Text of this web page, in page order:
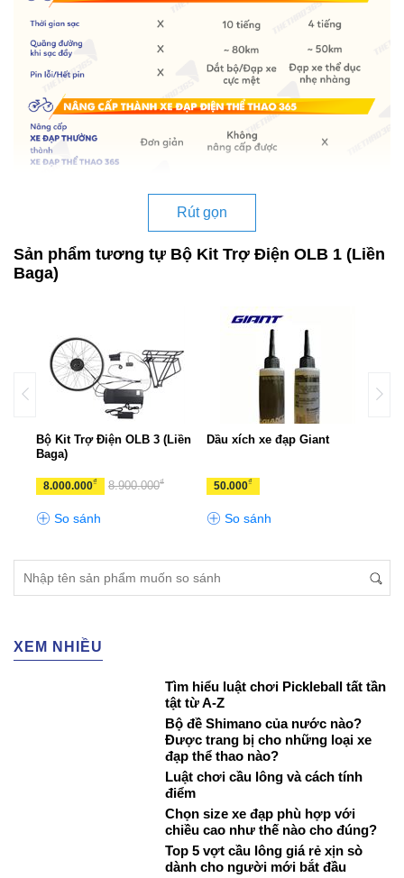
Rút gọn
Sản phẩm tương tự Bộ Kit Trợ Điện OLB 1 (Liền
Baga)
Bộ Kit Trợ Điện OLB 3 (Liền
Baga)
8.000.000₫ 8.900.000₫
So sánh
Dầu xích xe đạp Giant
50.000₫
So sánh
XEM NHIỀU
Tìm hiểu luật chơi Pickleball tất tần
tật từ A-Z
Bộ đề Shimano của nước nào?
Được trang bị cho những loại xe
đạp thể thao nào?
Luật chơi cầu lông và cách tính
điểm
Chọn size xe đạp phù hợp với
chiều cao như thế nào cho đúng?
Top 5 vợt cầu lông giá rẻ xịn sò
dành cho người mới bắt đầu